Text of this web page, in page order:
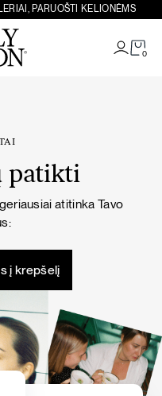
PARUOŠTI KELIONĖMS
0
patikti
atitinka Tavo
į krepšelį